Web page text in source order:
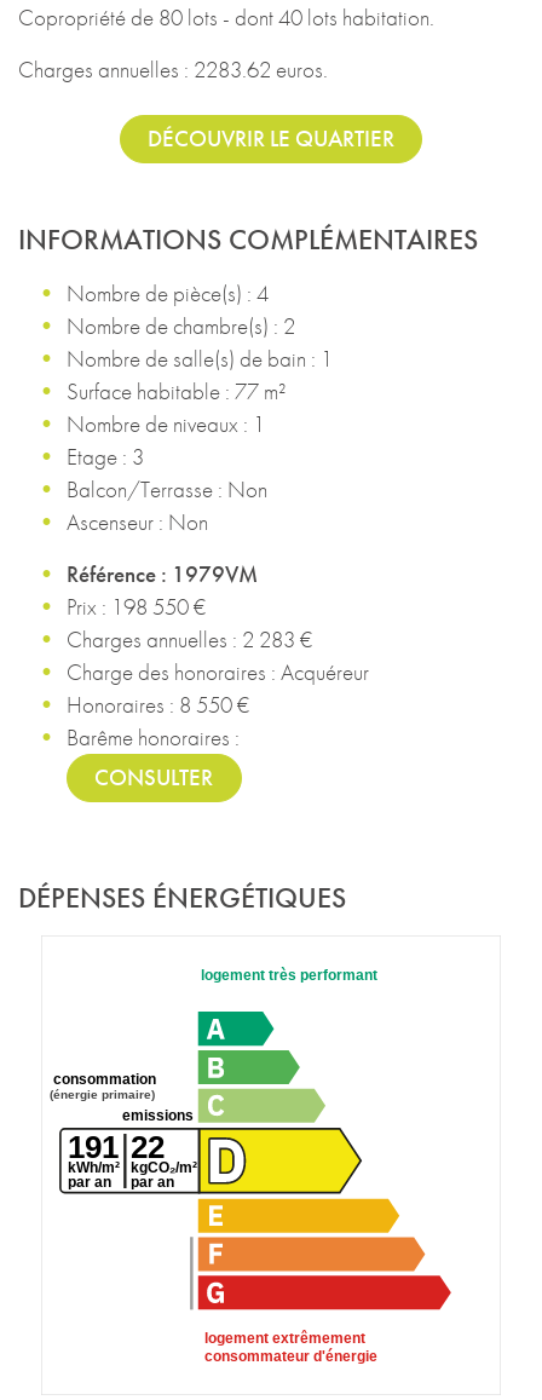
Copropriété de 80 lots - dont 40 lots habitation.
Charges annuelles : 2283.62 euros.
DÉCOUVRIR LE QUARTIER
INFORMATIONS COMPLÉMENTAIRES
Nombre de pièce(s) : 4
Nombre de chambre(s) : 2
Nombre de salle(s) de bain : 1
Surface habitable : 77 m²
Nombre de niveaux : 1
Etage : 3
Balcon/Terrasse : Non
Ascenseur : Non
Référence : 1979VM
Prix : 198 550 €
Charges annuelles : 2 283 €
Charge des honoraires : Acquéreur
Honoraires : 8 550 €
Barême honoraires :
CONSULTER
DÉPENSES ÉNERGÉTIQUES
logement très performant
logement extrêmement
consommateur d'énergie
191
kWh/m²
par an
consommation
(énergie primaire)
22
kgCO₂/m²
par an
emissions